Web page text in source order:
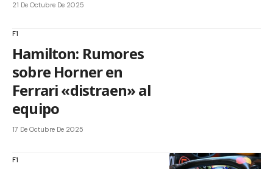
21 De Octubre De 2025
F1
Hamilton: Rumores
sobre Horner en
Ferrari «distraen» al
equipo
17 De Octubre De 2025
F1